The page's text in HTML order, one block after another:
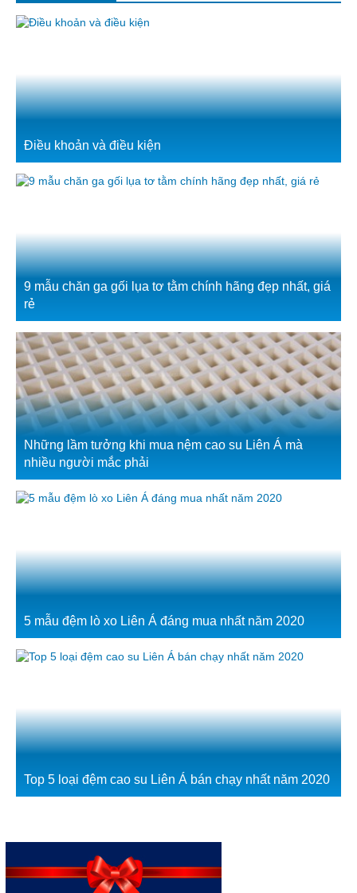
Điều khoản và điều kiện
9 mẫu chăn ga gối lụa tơ tằm chính hãng đẹp nhất, giá
rẻ
Những lầm tưởng khi mua nệm cao su Liên Á mà
nhiều người mắc phải
5 mẫu đệm lò xo Liên Á đáng mua nhất năm 2020
Top 5 loại đệm cao su Liên Á bán chạy nhất năm 2020